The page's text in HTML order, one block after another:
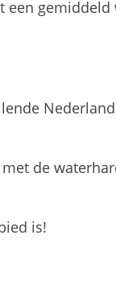
een
de
is!